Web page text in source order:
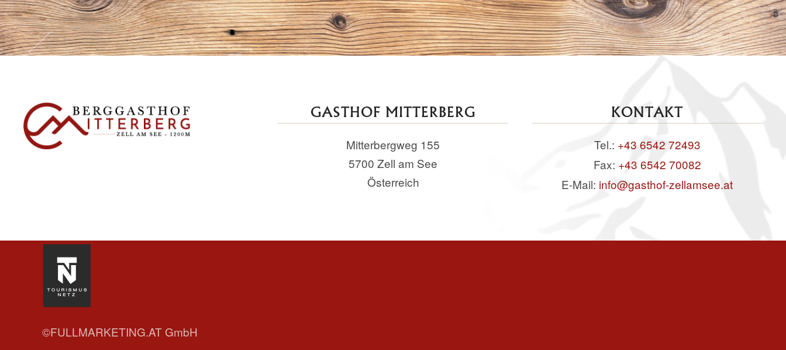
GASTHOF MITTERBERG
Mitterbergweg 155
5700 Zell am See
Österreich
KONTAKT
Tel.: +43 6542 72493
Fax: +43 6542 70082
E-Mail: info@gasthof-zellamsee.at
©FULLMARKETING.AT GmbH